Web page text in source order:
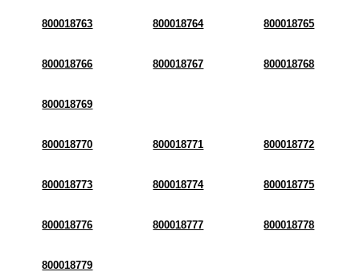
800018763 800018764 800018765
800018766 800018767 800018768
800018769
800018770 800018771 800018772
800018773 800018774 800018775
800018776 800018777 800018778
800018779